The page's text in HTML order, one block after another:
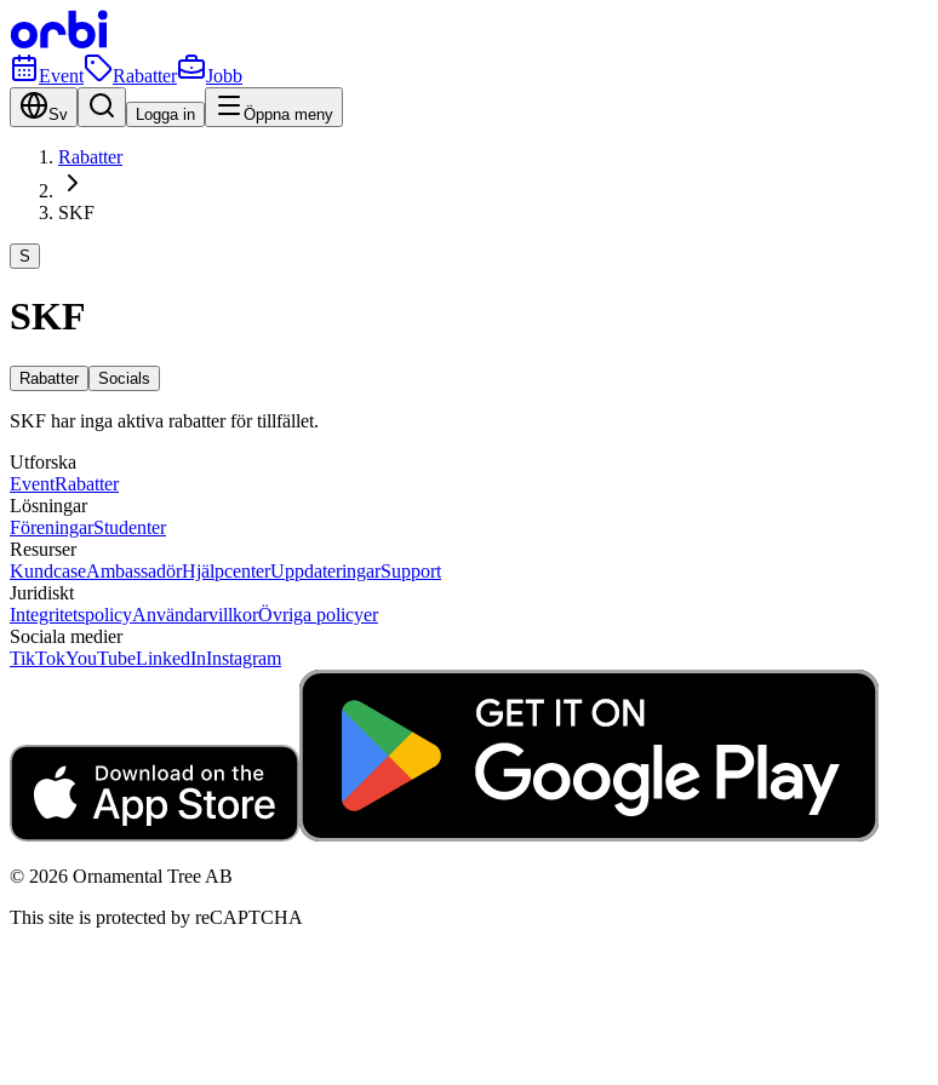
Event Rabatter Jobb
Sv Logga in Öppna meny
Rabatter
SKF
S
SKF
Rabatter Socials
SKF har inga aktiva rabatter för tillfället.
Utforska
EventRabatter
Lösningar
FöreningarStudenter
Resurser
KundcaseAmbassadörHjälpcenterUppdateringarSupport
Juridiskt
IntegritetspolicyAnvändarvillkorÖvriga policyer
Sociala medier
TikTokYouTubeLinkedInInstagram
© 2026 Ornamental Tree AB
This site is protected by reCAPTCHA